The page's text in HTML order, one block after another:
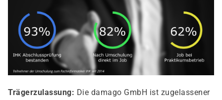
Trägerzulassung: Die damago GmbH ist zugelassener